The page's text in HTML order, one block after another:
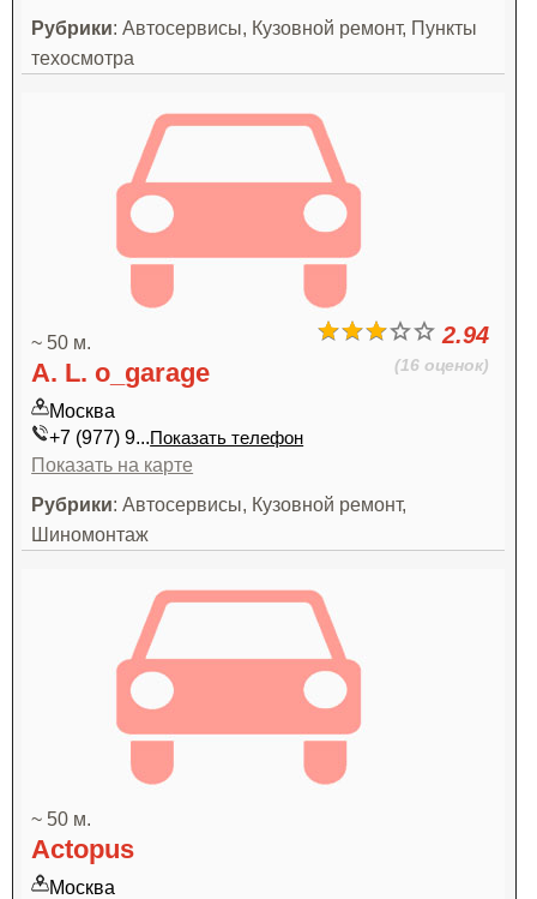
Рубрики: Автосервисы, Кузовной ремонт, Пункты
техосмотра
2.94
(16 оценок)
~ 50 м.
A. L. o_garage
Москва
+7 (977) 9...Показать телефон
Показать на карте
Рубрики: Автосервисы, Кузовной ремонт,
Шиномонтаж
~ 50 м.
Actopus
Москва